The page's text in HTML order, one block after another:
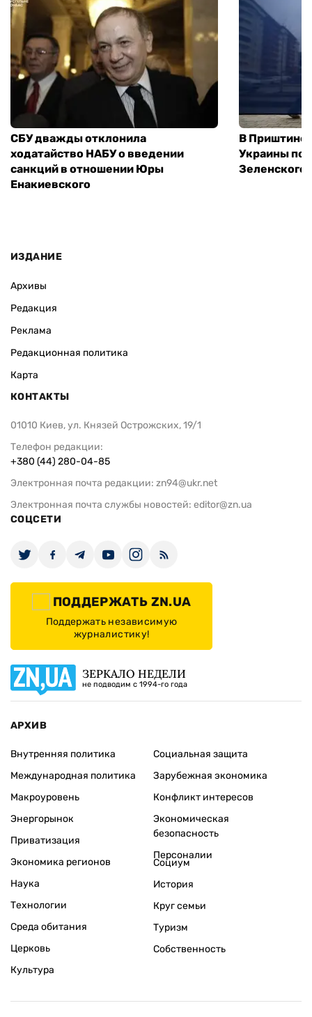
СБУ дважды отклонила
ходатайство НАБУ о введении
санкций в отношении Юры
Енакиевского
В Приштине
Украины
Зеленского
ИЗДАНИЕ
Архивы
Редакция
Реклама
Редакционная политика
Карта
КОНТАКТЫ
01010 Киев, ул. Князей Острожских, 19/1
Телефон редакции:
+380 (44) 280-04-85
Электронная почта редакции: zn94@ukr.net
Электронная почта службы новостей: editor@zn.ua
СОЦСЕТИ
ПОДДЕРЖАТЬ ZN.UA
Поддержать независимую
журналистику!
ЗЕРКАЛО НЕДЕЛИ
не подводим с 1994-го года
АРХИВ
Внутренняя политика
Международная политика
Макроуровень
Энергорынок
Приватизация
Экономика регионов
Социальная защита
Зарубежная экономика
Конфликт интересов
Экономическая
безопасность
Персоналии
Наука
Технологии
Среда обитания
Церковь
Культура
Социум
История
Круг семьи
Туризм
Собственность